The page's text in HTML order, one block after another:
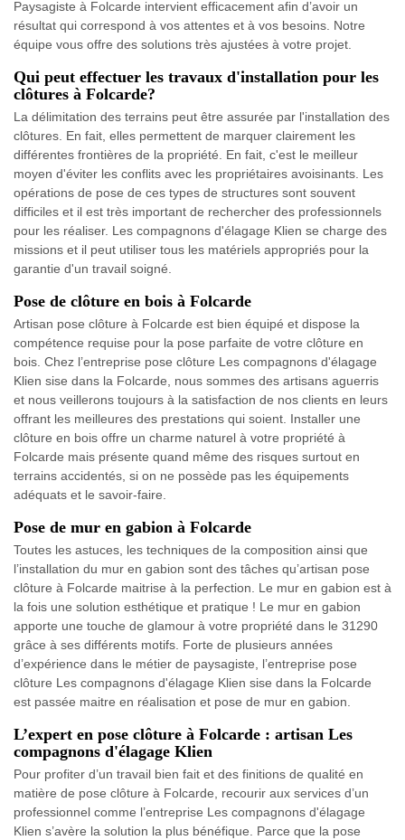
Paysagiste à Folcarde intervient efficacement afin d’avoir un
résultat qui correspond à vos attentes et à vos besoins. Notre
équipe vous offre des solutions très ajustées à votre projet.
Qui peut effectuer les travaux d'installation pour les
clôtures à Folcarde?
La délimitation des terrains peut être assurée par l'installation des
clôtures. En fait, elles permettent de marquer clairement les
différentes frontières de la propriété. En fait, c'est le meilleur
moyen d'éviter les conflits avec les propriétaires avoisinants. Les
opérations de pose de ces types de structures sont souvent
difficiles et il est très important de rechercher des professionnels
pour les réaliser. Les compagnons d'élagage Klien se charge des
missions et il peut utiliser tous les matériels appropriés pour la
garantie d'un travail soigné.
Pose de clôture en bois à Folcarde
Artisan pose clôture à Folcarde est bien équipé et dispose la
compétence requise pour la pose parfaite de votre clôture en
bois. Chez l’entreprise pose clôture Les compagnons d'élagage
Klien sise dans la Folcarde, nous sommes des artisans aguerris
et nous veillerons toujours à la satisfaction de nos clients en leurs
offrant les meilleures des prestations qui soient. Installer une
clôture en bois offre un charme naturel à votre propriété à
Folcarde mais présente quand même des risques surtout en
terrains accidentés, si on ne possède pas les équipements
adéquats et le savoir-faire.
Pose de mur en gabion à Folcarde
Toutes les astuces, les techniques de la composition ainsi que
l’installation du mur en gabion sont des tâches qu’artisan pose
clôture à Folcarde maitrise à la perfection. Le mur en gabion est à
la fois une solution esthétique et pratique ! Le mur en gabion
apporte une touche de glamour à votre propriété dans le 31290
grâce à ses différents motifs. Forte de plusieurs années
d’expérience dans le métier de paysagiste, l’entreprise pose
clôture Les compagnons d'élagage Klien sise dans la Folcarde
est passée maitre en réalisation et pose de mur en gabion.
L’expert en pose clôture à Folcarde : artisan Les
compagnons d'élagage Klien
Pour profiter d’un travail bien fait et des finitions de qualité en
matière de pose clôture à Folcarde, recourir aux services d’un
professionnel comme l’entreprise Les compagnons d'élagage
Klien s’avère la solution la plus bénéfique. Parce que la pose